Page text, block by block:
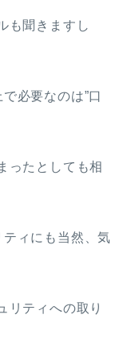
も聞きますし
必要なのは”口
ったとしても相
ィにも当然、気
リティへの取り